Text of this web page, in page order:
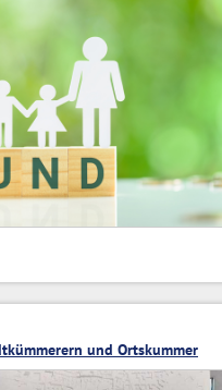
und Ortskummer